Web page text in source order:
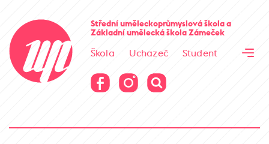
Střední uměleckoprůmyslová školaa
Základní umělecká školaZámeček
Škola Uchazeč
Student
Virtuální prohlídka
Virtuální prohlídka